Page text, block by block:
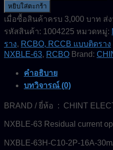
NXBLE-
63H-
C25-
2P-
25A-
10kA-
RCBO-
CHINT
ELECTRIC
ชิ้น
หยิบใส่ตะกร้า
เมื่อซื้อสินค้าครบ 3,000 บาท ส่
รหัสสินค้า: 1004225 หมวดหมู่:
ราง, RCBO, RCCB แบบติดราง
NXBLE-63, RCBO Brand:
คำอธิบาย
บทวิจารณ์ (0)
BRAND / ยี่ห้อ : CHINT
NXBLE-63 Residual current
NXBLE-63H-C10-2P-16A-